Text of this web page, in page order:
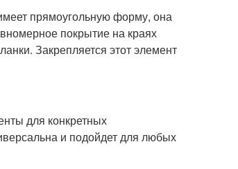
прямоугольную форму, она
покрытие на краях
Закрепляется этот элемент
для конкретных
и подойдет для любых